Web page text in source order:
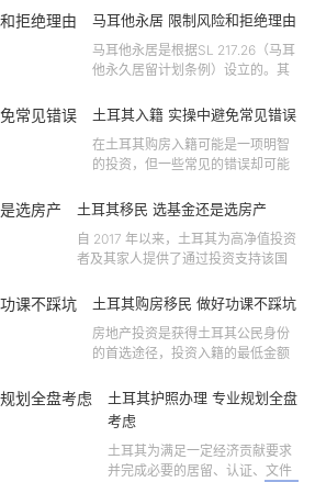
马耳他永居 限制风险和拒绝理由
马耳他永居是根据SL 217.26（马耳
他永久居留计划条例）设立的。其
121 号法律公告，并随后根据2024
土耳其入籍 实操中避免常见错误
在土耳其购房入籍可能是一项明智
的投资，但一些常见的错误却可能
失。许多投资者轻信营销宣传或不
土耳其移民 选基金还是选房产
自 2017 年以来，土耳其为高净值投资
者及其家人提供了通过投资支持该国
会。 该计划的一大亮点在于其涵盖广
土耳其购房移民 做好功课不踩坑
房地产投资是获得土耳其公民身份
的首选途径，投资入籍的最低金额
二手房产。这一门槛自2019年调整
以来一直未变，适用于经持牌...
土耳其护照办理 专业规划全盘
考虑
土耳其为满足一定经济贡献要求
并完成必要的居留、认证、文件